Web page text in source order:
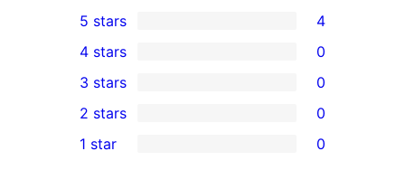
4
5-
star
reviews
5 stars 4
4-
star
reviews
4 stars 0
0
3-
star
3 stars 0
2-
2 stars 0
1 star 0